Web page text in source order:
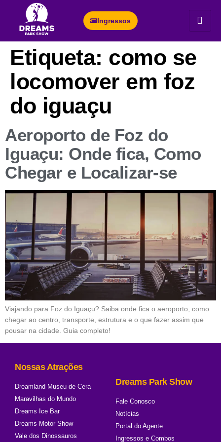
Ingressos
Etiqueta: como se
locomover em foz
do iguaçu
Aeroporto de Foz do
Iguaçu: Onde fica, Como
Chegar e Localizar-se
Viajando para Foz do Iguaçu? Saiba onde fica o aeroporto, como
chegar ao centro, transporte, estrutura e o que fazer assim que
pousar na cidade. Guia completo!
Nossas Atrações
Dreamland Museu de Cera
Maravilhas do Mundo
Dreams Ice Bar
Dreams Motor Show
Vale dos Dinossauros
Dreams Park Show
Fale Conosco
Notícias
Portal do Agente
Ingressos e Combos